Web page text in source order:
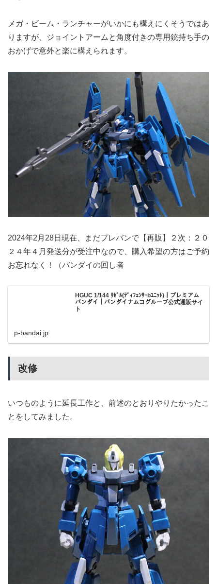
メガ・ビーム・ランチャーがいかにも構えにくそうではあ
りますが、ジョイントアームと角度付きの専用銃持ち手の
おかげで意外と楽に構えられます。
2024年2月28日現在、まだプレバンで【再販】２次：２０
２４年４月発送分が受注中なので、購入希望の方はご予約
お忘れなく！（バンダイの回し者
HGUC 1/144 ﾘｾﾞﾙ(ﾃﾞｨﾌｪﾝｻｰbﾕﾆｯﾄ)｜プレミアム
バンダイ｜バンダイナムコグループ公式通販サイ
ト
p-bandai.jp
改修
いつものように延長工作と、前述のとおりやりたかったこ
とをしてみました。